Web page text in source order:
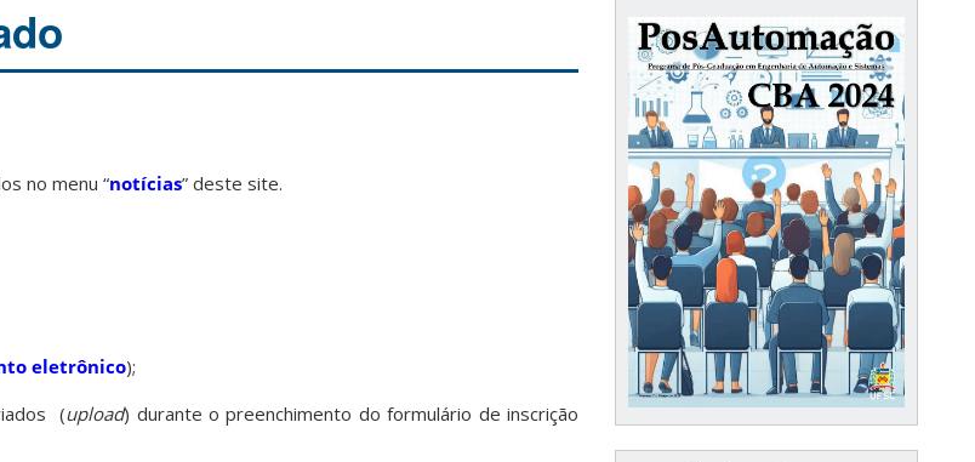
no menu “notícias” deste site.
eletrônico);
(upload) durante o preenchimento do formulário de inscrição